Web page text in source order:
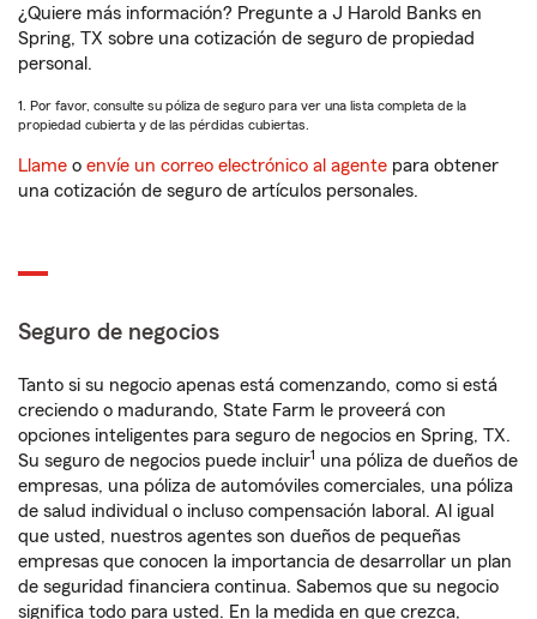
¿Quiere más información? Pregunte a J Harold Banks en
Spring, TX sobre una cotización de seguro de propiedad
personal.
1. Por favor, consulte su póliza de seguro para ver una lista completa de la
propiedad cubierta y de las pérdidas cubiertas.
Llame o envíe un correo electrónico al agente para obtener
una cotización de seguro de artículos personales.
Seguro de negocios
Tanto si su negocio apenas está comenzando, como si está
creciendo o madurando, State Farm le proveerá con
opciones inteligentes para seguro de negocios en Spring, TX.
Su seguro de negocios puede incluir1 una póliza de dueños de
empresas, una póliza de automóviles comerciales, una póliza
de salud individual o incluso compensación laboral. Al igual
que usted, nuestros agentes son dueños de pequeñas
empresas que conocen la importancia de desarrollar un plan
de seguridad financiera continua. Sabemos que su negocio
significa todo para usted. En la medida en que crezca,